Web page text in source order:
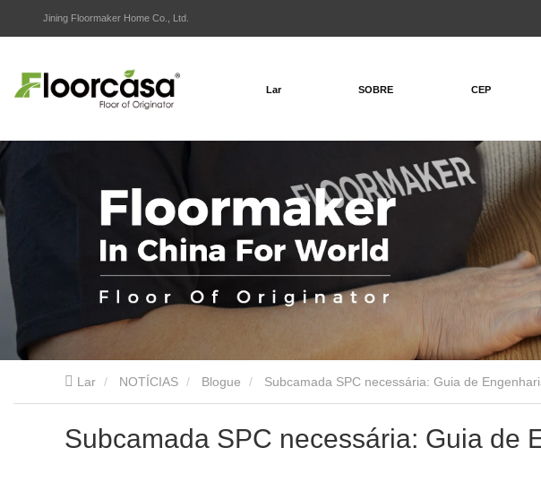
Jining Floormaker Home Co., Ltd.
Lar SOBRE CEP
Lar NOTÍCIAS Blogue Subcamada SPC necessária: Guia de
Subcamada SPC necessária: Guia de